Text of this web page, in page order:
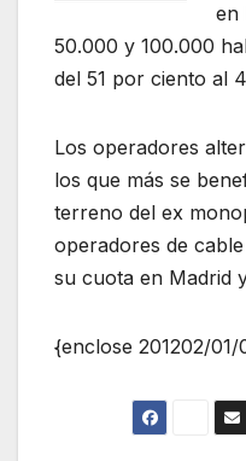
en
50.000 y 100.000
del 51 por ciento al
Los operadores
los que más se
terreno del ex
operadores de
su cuota en Madrid
{enclose 201202/01/